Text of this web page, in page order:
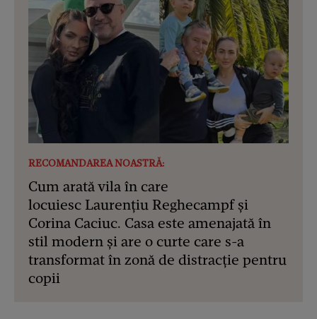
RECOMANDAREA NOASTRĂ:
Cum arată vila în care
locuiesc Laurențiu Reghecampf și
Corina Caciuc. Casa este amenajată în
stil modern și are o curte care s-a
transformat în zonă de distracție pentru
copii